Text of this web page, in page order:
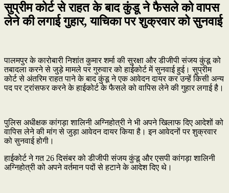
सुप्रीम कोर्ट से राहत के बाद कुंडू ने फैसले को वापस
लेने की लगाई गुहार, याचिका पर शुक्रवार को सुनवाई
पालमपुर के कारोबारी निशांत कुमार शर्मा की सुरक्षा और डीजीपी संजय कुंडू को
तबादला करने से जुड़े मामले पर गुरुवार को हाईकोर्ट में सुनवाई हुई। सुप्रीम
कोर्ट से अंतरिम राहत पाने के बाद कुंडू ने एक आवेदन दायर कर उन्हें किसी अन्य
पद पर ट्रांसफर करने के हाईकोर्ट के फैसले को वापिस लेने की गुहार लगाई है।
पुलिस अधीक्षक कांगड़ा शालिनी अग्निहोत्री ने भी अपने खिलाफ दिए आदेशों को
वापिस लेने की मांग से जुड़ा आवेदन दायर किया है। इन आवेदनों पर शुक्रवार
को सुनवाई होगी।
हाईकोर्ट ने गत 26 दिसंबर को डीजीपी संजय कुंडू और एसपी कांगड़ा शालिनी
अग्निहोत्री को अपने वर्तमान पदों से हटाने के आदेश दिए थे।